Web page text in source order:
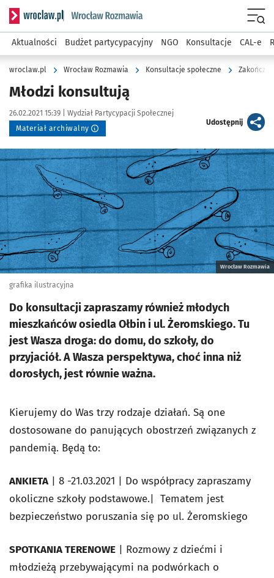
Serwis informacyjny wroclaw.pl podserwis: Rozmawia
Aktualności Budżet partycypacyjny NGO Konsultacje CAL-e
wroclaw.pl Wrocław Rozmawia Konsultacje społeczne
Młodzi konsultują
Data publikacji:
26.02.2021 15:39 | Autor:
Wydział Partycypacji Społecznej
Materiał archiwalny
Udostępnijartykuł
Kliknij, aby powiększyć
Wrocław Rozmawia
grafika ilustracyjna
Do konsultacji zapraszamy również młodych
mieszkańców osiedla Ołbin i ul. Żeromskiego. Tu
jest Wasza droga: do domu, do szkoły, do
przyjaciół. A Wasza perspektywa, choć inna niż
dorosłych, jest równie ważna.
Kierujemy do Was trzy rodzaje działań. Są one
dostosowane do panujących obostrzeń związanych z
pandemią. Będą to:
ANKIETA| 8 -21.03.2021 | Do współpracy zapraszamy
okoliczne szkoły podstawowe.| Tematem jest
bezpieczeństwo poruszania się po ul. Żeromskiego
SPOTKANIA TERENOWE | Rozmowy z dziećmi i
młodzieżą przebywającymi na podwórkach o